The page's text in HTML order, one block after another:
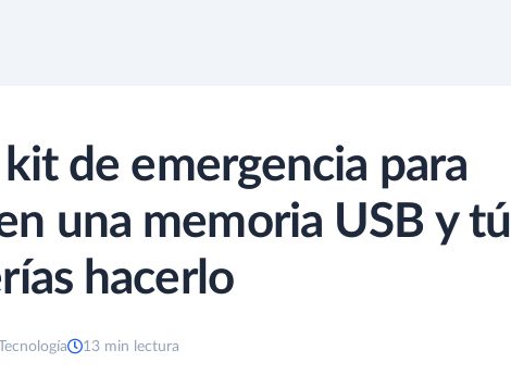
de emergencia para
una memoria USB y tú
hacerlo
13 min lectura